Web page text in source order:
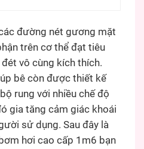
đường nét gương mặt
trên cơ thể đạt tiêu
vô cùng kích thích.
bê còn được thiết kế
rung với nhiều chế độ
gia tăng cảm giác khoái
sử dụng. Sau đây là
hơi cao cấp 1m6 bạn